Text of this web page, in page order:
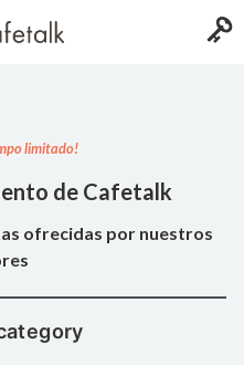
limitado!
de Cafetalk
ofrecidas por nuestros